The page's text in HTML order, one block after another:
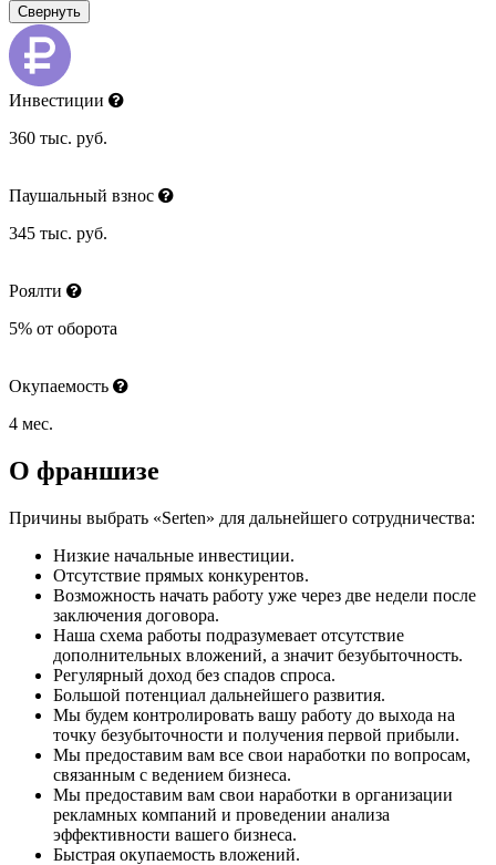
Свернуть
Инвестиции
360 тыс. руб.
Паушальный взнос
345 тыс. руб.
Роялти
5% от оборота
Окупаемость
4 мес.
О франшизе
Причины выбрать «Serten» для дальнейшего сотрудничества:
Низкие начальные инвестиции.
Отсутствие прямых конкурентов.
Возможность начать работу уже через две недели после
заключения договора.
Наша схема работы подразумевает отсутствие
дополнительных вложений, а значит безубыточность.
Регулярный доход без спадов спроса.
Большой потенциал дальнейшего развития.
Мы будем контролировать вашу работу до выхода на
точку безубыточности и получения первой прибыли.
Мы предоставим вам все свои наработки по вопросам,
связанным с ведением бизнеса.
Мы предоставим вам свои наработки в организации
рекламных компаний и проведении анализа
эффективности вашего бизнеса.
Быстрая окупаемость вложений.